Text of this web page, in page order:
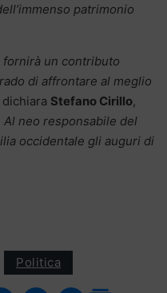
patrimonio
fornirà un contributo
di affrontare al meglio
dichiara Stefano Cirillo,
Al neo responsabile del
occidentale gli auguri di
Politica